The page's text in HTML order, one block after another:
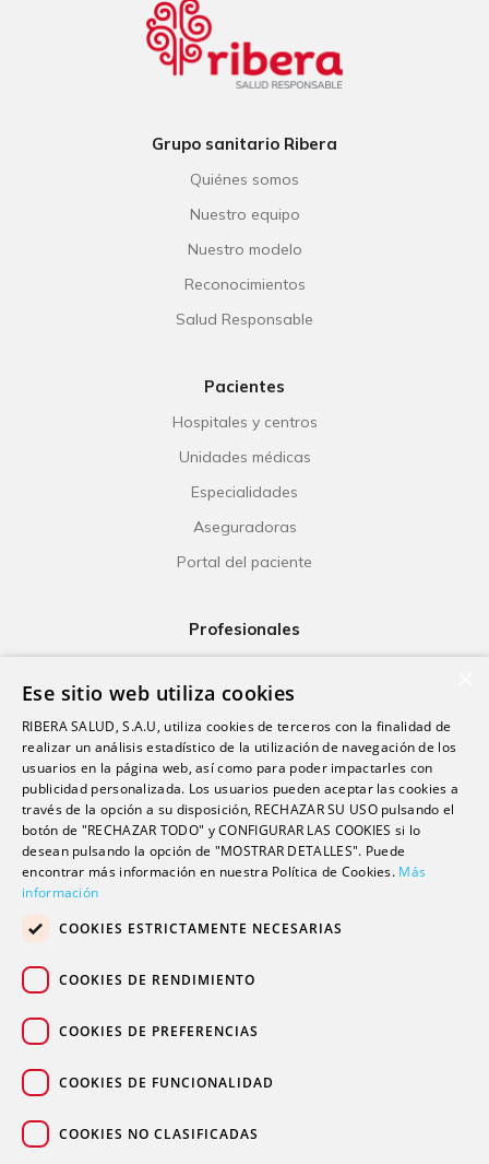
Grupo sanitario Ribera
Quiénes somos
Nuestro equipo
Nuestro modelo
Reconocimientos
Salud Responsable
Pacientes
Hospitales y centros
Unidades médicas
Especialidades
Aseguradoras
Portal del paciente
Profesionales
Investigación
Formación
Escuela universitaria
Trabaja con nosotros
Contacto
Podcast
© 2026 Grupo sanitario Ribera
Ese sitio web utiliza cookies
RIBERA SALUD, S.A.U, utiliza cookies de terceros con la finalidad de
realizar un análisis estadístico de la utilización de navegación de los
usuarios en la página web, así como para poder impactarles con
publicidad personalizada. Los usuarios pueden aceptar las cookies a
través de la opción a su disposición, RECHAZAR SU USO pulsando el
botón de "RECHAZAR TODO" y CONFIGURAR LAS COOKIES si lo
desean pulsando la opción de "MOSTRAR DETALLES". Puede
encontrar más información en nuestra Política de Cookies. Más
información
COOKIES ESTRICTAMENTE NECESARIAS
COOKIES DE RENDIMIENTO
COOKIES DE PREFERENCIAS
COOKIES DE FUNCIONALIDAD
COOKIES NO CLASIFICADAS